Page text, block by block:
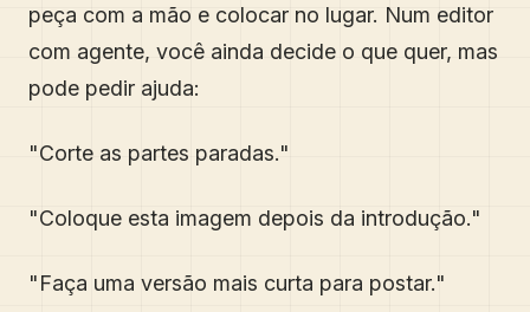
peça com a mão e colocar no lugar. Num editor
com agente, você ainda decide o que quer, mas
pode pedir ajuda:
"Corte as partes paradas."
"Coloque esta imagem depois da introdução."
"Faça uma versão mais curta para postar."